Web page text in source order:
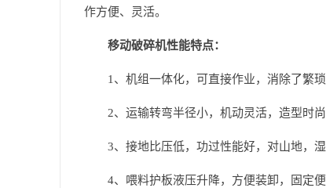
作方便、灵活。
移动破碎机性能特点：
1、机组一体化，可直接作业，消除了繁
2、运输转弯半径小，机动灵活，造型时尚
3、接地比压低，功过性能好，对山地，
4、喂料护板液压升降，方便装卸，固定便